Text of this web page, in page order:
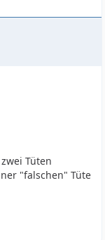
Tüten
"falschen" Tüte